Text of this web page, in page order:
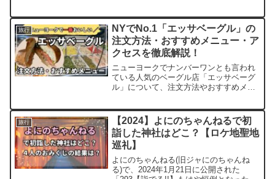
旅行
NYでNo.1「エッサベーグル」の
注文方法・おすすめメニュー・ア
クセスを徹底解説！
ニューヨークでナンバーワンとも言われ
ている人気のベーグル店「エッサベーグ
ル」について、注文方法やおすすめメニ
論から言うと、「マジでおすすめ！」
「NY行ったら絶対食べてほしい」という
大満足のベーグルでした。...
旅行
【2024】よにのちゃんねるで初
詣した神社はどこ？【ロケ地聖地
巡礼】
よにのちゃんねる(旧ジャにのちゃんね
る)で、2024年1月21日に公開された